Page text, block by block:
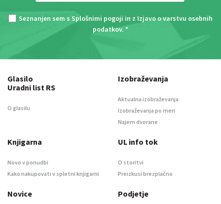
Seznanjen sem s Splošnimi pogoji in z Izjavo o varstvu osebnih
podatkov. *
Glasilo
Uradni list RS
O glasilu
Izobraževanja
Aktualna izobraževanja
Izobraževanja po meri
Najem dvorane
Knjigarna
Novo v ponudbi
Kako nakupovati v spletni knjigarni
UL info tok
O storitvi
Preizkusi brezplačno
Novice Podjetje